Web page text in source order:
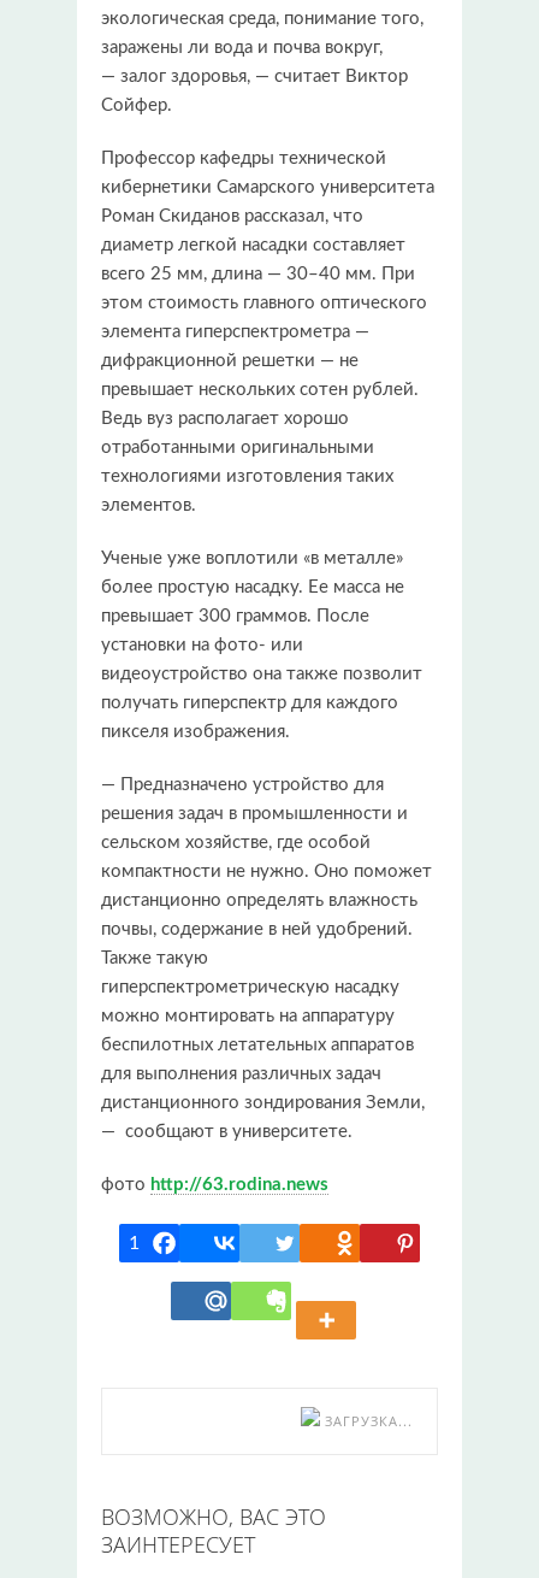
экологическая среда, понимание того,
заражены ли вода и почва вокруг,
— залог здоровья, — считает Виктор
Сойфер.
Профессор кафедры технической
кибернетики Самарского университета
Роман Скиданов рассказал, что
диаметр легкой насадки составляет
всего 25 мм, длина — 30–40 мм. При
этом стоимость главного оптического
элемента гиперспектрометра —
дифракционной решетки — не
превышает нескольких сотен рублей.
Ведь вуз располагает хорошо
отработанными оригинальными
технологиями изготовления таких
элементов.
Ученые уже воплотили «в металле»
более простую насадку. Ее масса не
превышает 300 граммов. После
установки на фото- или
видеоустройство она также позволит
получать гиперспектр для каждого
пикселя изображения.
— Предназначено устройство для
решения задач в промышленности и
сельском хозяйстве, где особой
компактности не нужно. Оно поможет
дистанционно определять влажность
почвы, содержание в ней удобрений.
Также такую
гиперспектрометрическую насадку
можно монтировать на аппаратуру
беспилотных летательных аппаратов
для выполнения различных задач
дистанционного зондирования Земли,
— сообщают в университете.
фото http://63.rodina.news
1
ЗАГРУЗКА...
ВОЗМОЖНО, ВАС ЭТО
ЗАИНТЕРЕСУЕТ